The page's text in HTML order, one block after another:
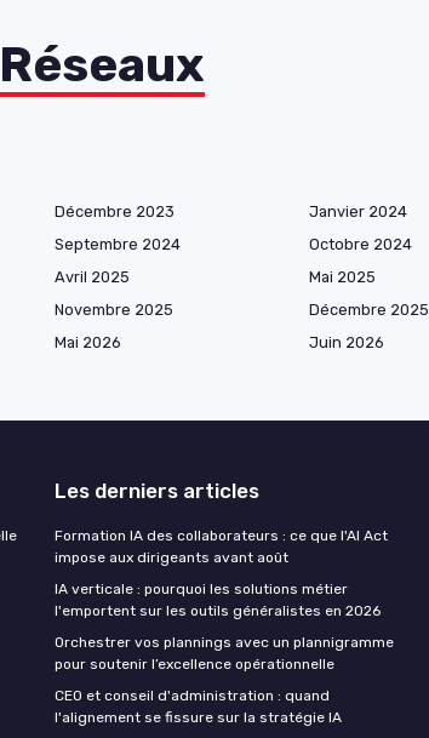
Décembre 2023 Janvier 2024
Septembre 2024 Octobre 2024
Avril 2025 Mai 2025
Novembre 2025 Décembre 2025
Mai 2026 Juin 2026
Les derniers articles
Formation IA des collaborateurs : ce que l'AI Act
impose aux dirigeants avant août
IA verticale : pourquoi les solutions métier
l'emportent sur les outils généralistes en 2026
Orchestrer vos plannings avec un plannigramme
pour soutenir l’excellence opérationnelle
CEO et conseil d'administration : quand
l'alignement se fissure sur la stratégie IA